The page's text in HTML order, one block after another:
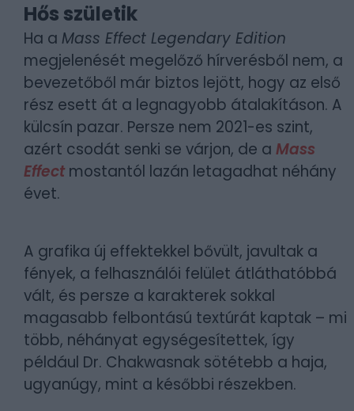
Hős születik
Ha a Mass Effect Legendary Edition
megjelenését megelőző hírverésből nem, a
bevezetőből már biztos lejött, hogy az első
rész esett át a legnagyobb átalakításon. A
külcsín pazar. Persze nem 2021-es szint,
azért csodát senki se várjon, de a Mass
Effect mostantól lazán letagadhat néhány
évet.
A grafika új effektekkel bővült, javultak a
fények, a felhasználói felület átláthatóbbá
vált, és persze a karakterek sokkal
magasabb felbontású textúrát kaptak – mi
több, néhányat egységesítettek, így
például Dr. Chakwasnak sötétebb a haja,
ugyanúgy, mint a későbbi részekben.